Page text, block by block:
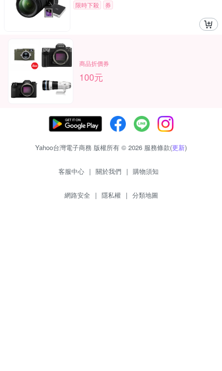
限時下殺
券
商品折價券
100元
Yahoo台灣電子商務 版權所有 © 2026 服務條款(更新)
客服中心 | 關於我們 | 購物須知
網路安全 | 隱私權 | 分類地圖